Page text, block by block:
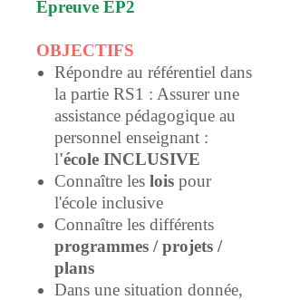
Épreuve EP2
OBJECTIFS
Répondre au référentiel dans
la partie RS1 : Assurer une
assistance pédagogique au
personnel enseignant :
l'école INCLUSIVE
Connaître les lois pour
l'école inclusive
Connaître les différents
programmes / projets /
plans
Dans une situation donnée,